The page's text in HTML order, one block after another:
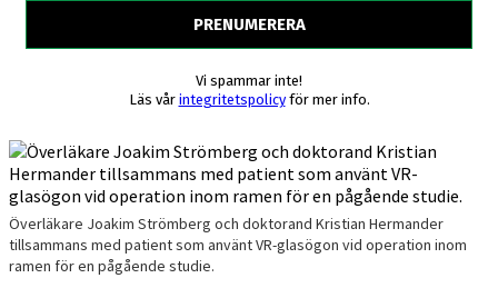
Vi spammar inte!
Läs vår integritetspolicyför mer info.
Överläkare Joakim Strömberg och doktorand Kristian Hermander
tillsammans med patient som använt VR-glasögon vid operation inom
ramen för en pågående studie.